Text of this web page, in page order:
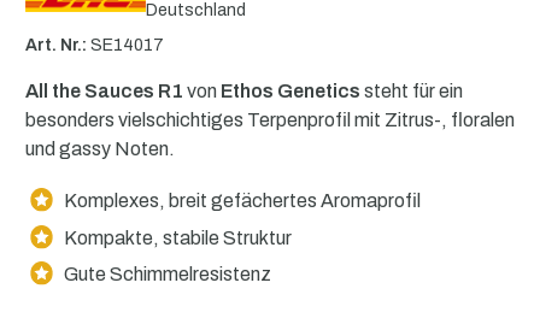
Deutschland
Art. Nr.: SE14017
All the Sauces R1 von Ethos Genetics steht für ein
besonders vielschichtiges Terpenprofil mit Zitrus-, floralen
und gassy Noten.
Komplexes, breit gefächertes Aromaprofil
Kompakte, stabile Struktur
Gute Schimmelresistenz